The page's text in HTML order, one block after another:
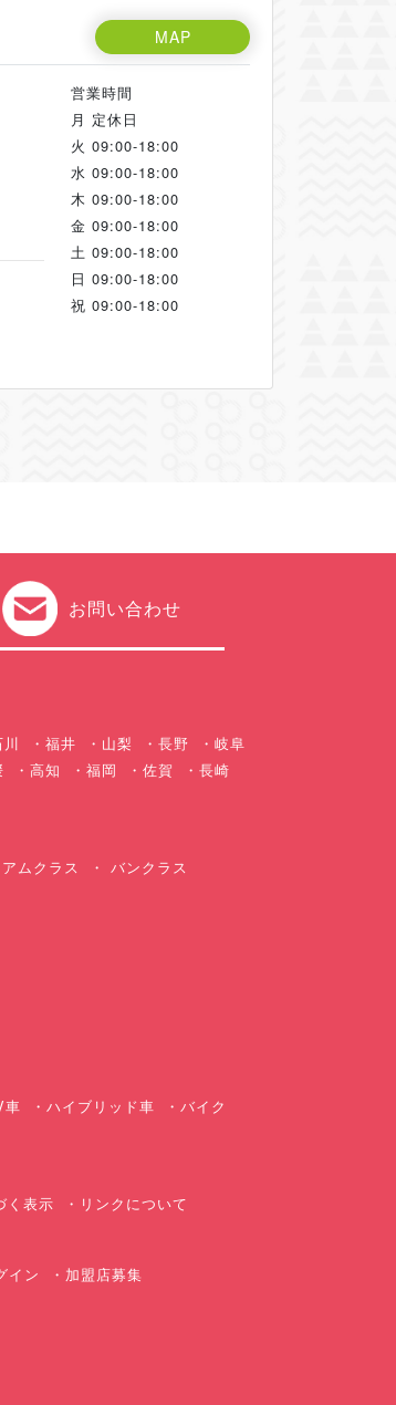
MAP
営業時間
月 定休日
火 09:00-18:00
水 09:00-18:00
木 09:00-18:00
金 09:00-18:00
土 09:00-18:00
日 09:00-18:00
祝 09:00-18:00
お問い合わせ
福井 山梨 長野
岐阜
高知 福岡 佐賀
長崎
ムクラス
バンクラス
車 ハイブリッド車
バイク
く表示 リンクについて
イン 加盟店募集